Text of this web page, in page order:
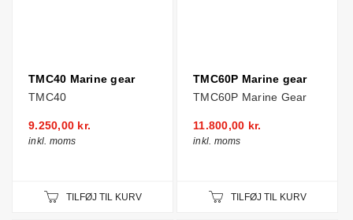
TMC40 Marine gear
TMC40
9.250,00 kr.
inkl. moms
TILFØJ TIL KURV
TMC60P Marine gear
TMC60P Marine Gear
11.800,00 kr.
inkl. moms
TILFØJ TIL KURV